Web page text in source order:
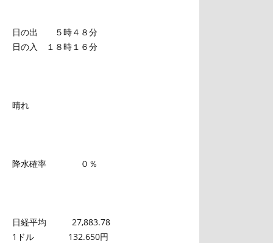
日の出 ５時４８分
日の入 １８時１６分
晴れ
降水確率 ０％
日経平均 27,883.78
1ドル 132.650円